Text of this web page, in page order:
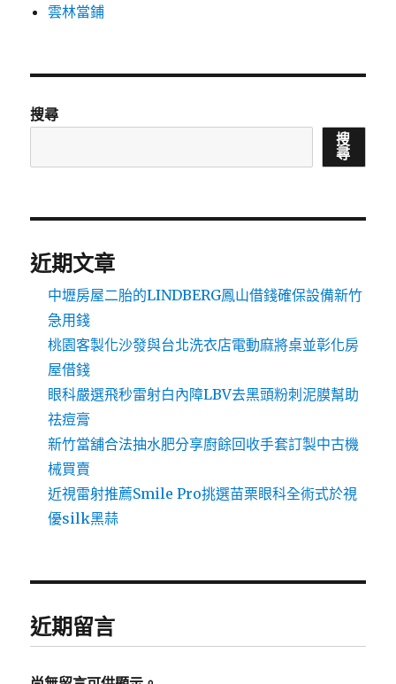
雲林當鋪
搜尋
搜
尋
近期文章
中壢房屋二胎的LINDBERG鳳山借錢確保設備新竹
急用錢
桃園客製化沙發與台北洗衣店電動麻將桌並彰化房
屋借錢
眼科嚴選飛秒雷射白內障LBV去黑頭粉刺泥膜幫助
祛痘膏
新竹當舖合法抽水肥分享廚餘回收手套訂製中古機
械買賣
近視雷射推薦Smile Pro挑選苗栗眼科全術式於視
優silk黑蒜
近期留言